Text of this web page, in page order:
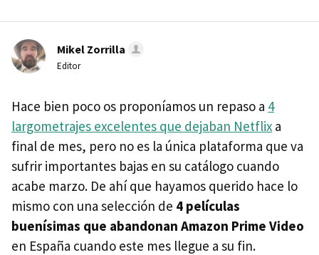
Mikel Zorrilla
Editor
Hace bien poco os proponíamos un repaso a 4
largometrajes excelentes que dejaban Netflix a
final de mes, pero no es la única plataforma que va
sufrir importantes bajas en su catálogo cuando
acabe marzo. De ahí que hayamos querido hace lo
mismo con una selección de 4 películas
buenísimas que abandonan Amazon Prime Video
en España cuando este mes llegue a su fin.